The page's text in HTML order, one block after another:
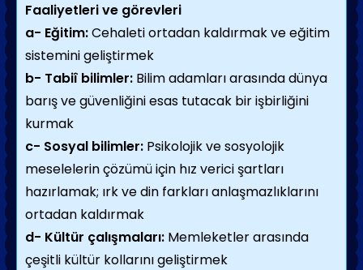
Faaliyetleri ve görevleri
a- Eğitim:Cehaleti ortadan kaldırmak ve eğitim
sistemini geliştirmek
b- Tabiî bilimler: Bilim adamları arasında dünya
barış ve güvenliğini esas tutacak bir işbirliğini
kurmak
c- Sosyal bilimler: Psikolojik ve sosyolojik
meselelerin çözümü için hız verici şartları
hazırlamak; ırk ve din farkları anlaşmazlıklarını
ortadan kaldırmak
d- Kültür çalışmaları: Memleketler arasında
çeşitli kültür kollarını geliştirmek